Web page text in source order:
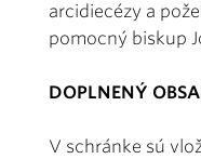
arcidiecézy a
pomocný biskup
DOPLNENÝ
V schránke sú